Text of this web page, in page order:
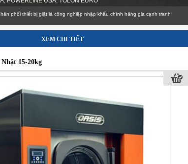
đặt, phân phối thiết bị giặt là công nghiệp nhập khẩu chính hãng giá cạnh tranh
XEM CHI TIẾT
15-20kg